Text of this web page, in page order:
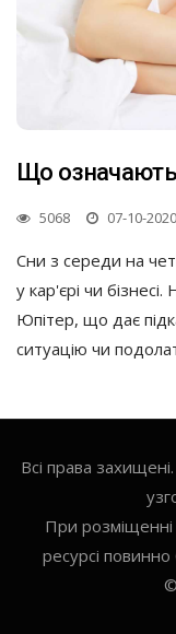
Що означають
5068 07-10-2020
Сни з середи на
у кар'єрі чи
Юпітер, що дає
ситуацію чи
Всі права
При
ресурсі